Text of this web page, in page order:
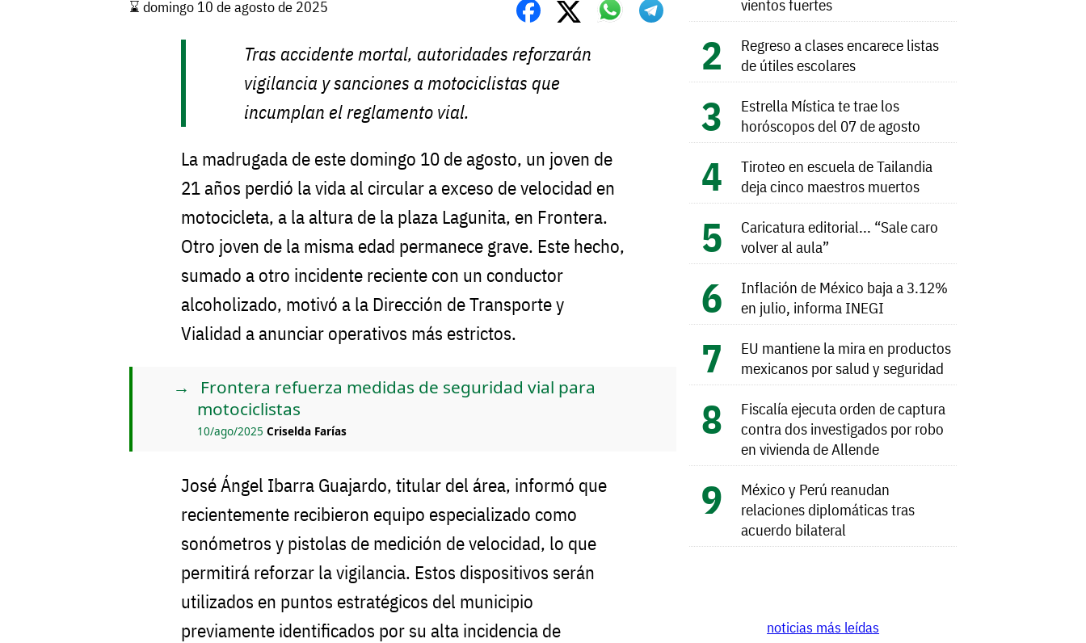
⌛️ domingo 10 de agosto de 2025
Tras accidente mortal, autoridades reforzarán
vigilancia y sanciones a motociclistas que
incumplan el reglamento vial.
La madrugada de este domingo 10 de agosto, un joven de
21 años perdió la vida al circular a exceso de velocidad en
motocicleta, a la altura de la plaza Lagunita, en Frontera.
Otro joven de la misma edad permanece grave. Este hecho,
sumado a otro incidente reciente con un conductor
alcoholizado, motivó a la Dirección de Transporte y
Vialidad a anunciar operativos más estrictos.
Frontera refuerza medidas de seguridad vial para
motociclistas
10/ago/2025 Criselda Farías
José Ángel Ibarra Guajardo, titular del área, informó que
recientemente recibieron equipo especializado como
sonómetros y pistolas de medición de velocidad, lo que
permitirá reforzar la vigilancia. Estos dispositivos serán
utilizados en puntos estratégicos del municipio
previamente identificados por su alta incidencia de
vientos fuertes
Regreso a clases encarece listas
de útiles escolares
Estrella Mística te trae los
horóscopos del 07 de agosto
Tiroteo en escuela de Tailandia
deja cinco maestros muertos
Caricatura editorial... “Sale caro
volver al aula”
Inflación de México baja a 3.12%
en julio, informa INEGI
EU mantiene la mira en productos
mexicanos por salud y seguridad
Fiscalía ejecuta orden de captura
contra dos investigados por robo
en vivienda de Allende
México y Perú reanudan
relaciones diplomáticas tras
acuerdo bilateral
noticias más leídas